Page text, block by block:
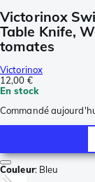
Victorinox
Table Knife,
tomates
Victorinox
12,00 €
En stock
Commandé
Couleur: Bleu